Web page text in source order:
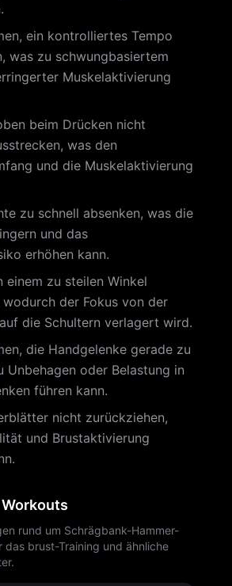
ein kontrolliertes Tempo
was zu schwungbasiertem
Muskelaktivierung
beim Drücken nicht
was den
und die Muskelaktivierung
zu schnell absenken, was die
und das
erhöhen kann.
einem zu steilen Winkel
der Fokus von der
die Schultern verlagert wird.
die Handgelenke gerade zu
Unbehagen oder Belastung in
führen kann.
nicht zurückziehen,
und Brustaktivierung
rund um Schrägbank-Hammer-
das brust-Training und ähnliche